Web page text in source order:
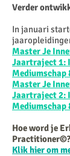
Verder
In januari
Master Je
Jaartraject 1:
Mediumschap
Master Je
Jaartraject 2:
Mediumschap
Hoe word je
Practitioner©?
Klik hier om